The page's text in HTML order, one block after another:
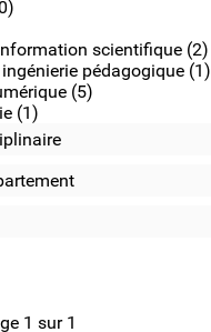
scientifique (2)
pédagogique (1)
(5)
(1)
1 sur 1